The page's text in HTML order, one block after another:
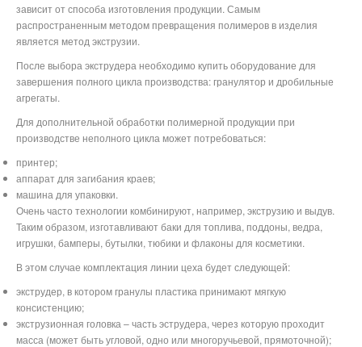
зависит от способа изготовления продукции. Самым
распространенным методом превращения полимеров в изделия
является метод экструзии.
После выбора экструдера необходимо купить оборудование для
завершения полного цикла производства: гранулятор и дробильные
агрегаты.
Для дополнительной обработки полимерной продукции при
производстве неполного цикла может потребоваться:
принтер;
аппарат для загибания краев;
машина для упаковки.
Очень часто технологии комбинируют, например, экструзию и выдув.
Таким образом, изготавливают баки для топлива, поддоны, ведра,
игрушки, бамперы, бутылки, тюбики и флаконы для косметики.
В этом случае комплектация линии цеха будет следующей:
экструдер, в котором гранулы пластика принимают мягкую
консистенцию;
экструзионная головка – часть эструдера, через которую проходит
масса (может быть угловой, одно или многоручьевой, прямоточной);